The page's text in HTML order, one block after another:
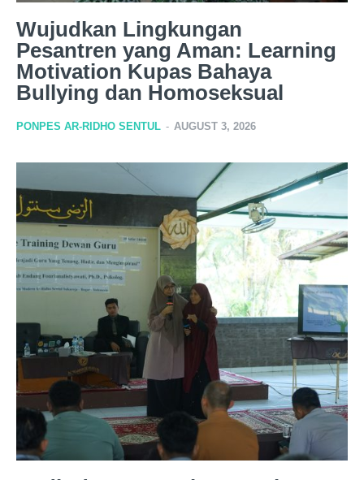
Wujudkan Lingkungan
Pesantren yang Aman: Learning
Motivation Kupas Bahaya
Bullying dan Homoseksual
PONPES AR-RIDHO SENTUL - AUGUST 3, 2026